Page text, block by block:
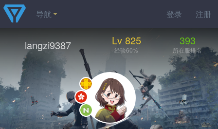
登录 注册
导航
langzi9387 Lv 825
经验60%
393
所在服排名